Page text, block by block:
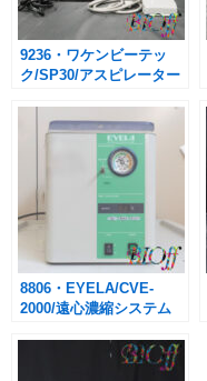
9236・ワケンビーテッ
ク/SP30/アスピレーター
8806・EYELA/CVE-
2000/遠心濃縮システム